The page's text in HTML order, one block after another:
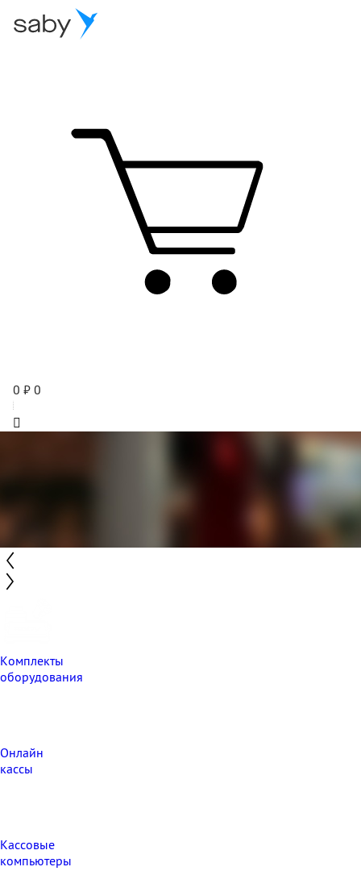
0 ₽ 0
Комплекты
оборудования
Онлайн
кассы
Кассовые
компьютеры